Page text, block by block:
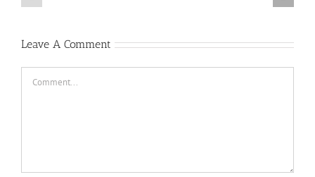
Միջազգային
Leave A Comment